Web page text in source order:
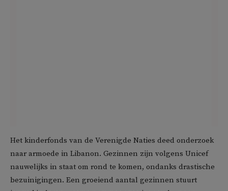
Het kinderfonds van de Verenigde Naties deed onderzoek
naar armoede in Libanon. Gezinnen zijn volgens Unicef
nauwelijks in staat om rond te komen, ondanks drastische
bezuinigingen. Een groeiend aantal gezinnen stuurt